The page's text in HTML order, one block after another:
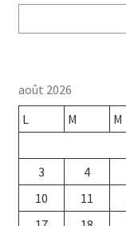
août 2026
L
M M
3
4
10
11